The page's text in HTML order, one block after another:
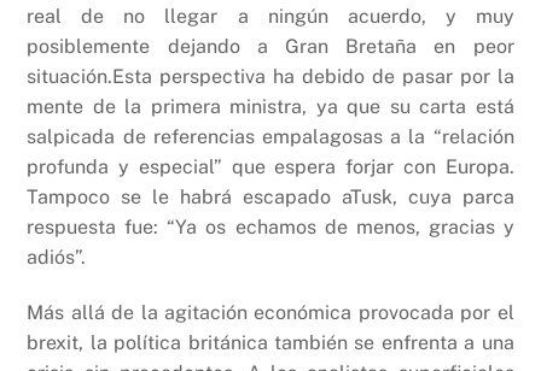
real de no llegar a ningún acuerdo, y muy
posiblemente dejando a Gran Bretaña en peor
situación.Esta perspectiva ha debido de pasar por la
mente de la primera ministra, ya que su carta está
salpicada de referencias empalagosas a la “relación
profunda y especial” que espera forjar con Europa.
Tampoco se le habrá escapado aTusk, cuya parca
respuesta fue: “Ya os echamos de menos, gracias y
adiós”.
Más allá de la agitación económica provocada por el
brexit, la política británica también se enfrenta a una